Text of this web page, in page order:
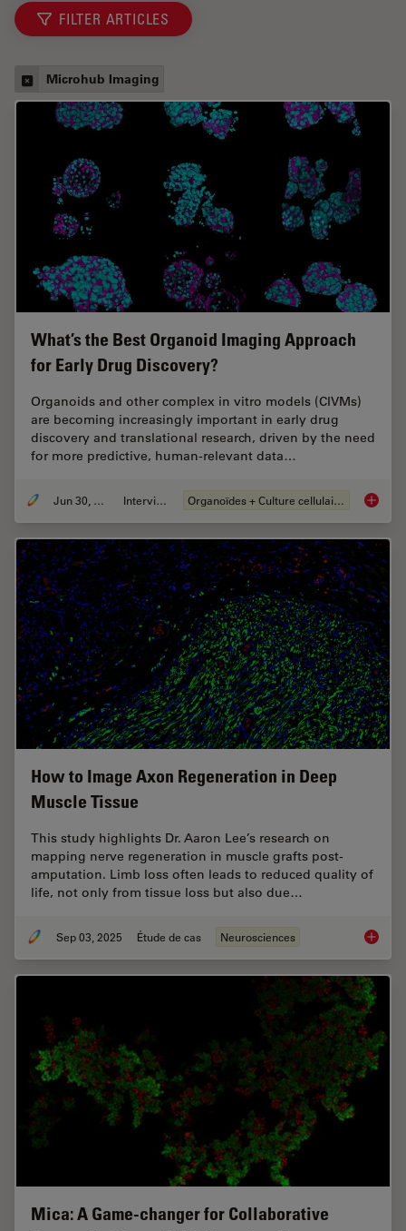
FILTER ARTICLES
Microhub Imaging
What’s the Best Organoid Imaging Approach
for Early Drug Discovery?
Organoids and other complex in vitro models (CIVMs)
are becoming increasingly important in early drug
discovery and translational research, driven by the need
for more predictive, human-relevant data…
Jun 30, 2026 Interviews Organoïdes + Culture cellulaire en 3D
How to Image Axon Regeneration in Deep
Muscle Tissue
This study highlights Dr. Aaron Lee’s research on
mapping nerve regeneration in muscle grafts post-
amputation. Limb loss often leads to reduced quality of
life, not only from tissue loss but also due…
Sep 03, 2025 Étude de cas Neurosciences How to
Mica: A Game-changer for Collaborative